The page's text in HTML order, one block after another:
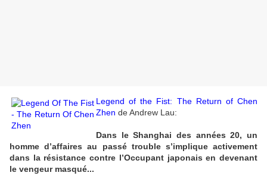
Legend of the Fist: The Return of Chen
Zhen de Andrew Lau:
Dans le Shanghai des années 20, un
homme d’affaires au passé trouble s’implique activement
dans la résistance contre l’Occupant japonais en devenant
le vengeur masqué...